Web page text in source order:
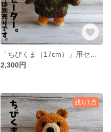
2,300円
残り1点